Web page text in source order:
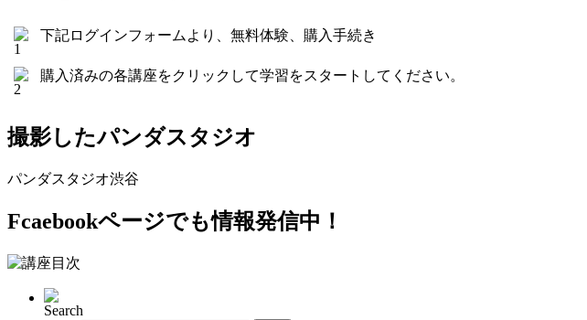
下記ログインフォームより、無料体験、購入手続き
購入済みの各講座をクリックして学習をスタートしてください。
撮影したパンダスタジオ
パンダスタジオ渋谷
Fcaebookページでも情報発信中！
Search